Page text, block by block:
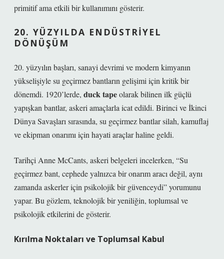
primitif ama etkili bir kullanımını gösterir.
20. YÜZYILDA ENDÜSTRIYEL
DÖNÜŞÜM
20. yüzyılın başları, sanayi devrimi ve modern kimyanın
yükselişiyle su geçirmez bantların gelişimi için kritik bir
dönemdi. 1920’lerde, duck tapeolarak bilinen ilk güçlü
yapışkan bantlar, askeri amaçlarla icat edildi. Birinci ve İkinci
Dünya Savaşları sırasında, su geçirmez bantlar silah, kamuflaj
ve ekipman onarımı için hayati araçlar haline geldi.
Tarihçi Anne McCants, askeri belgeleri incelerken, “Su
geçirmez bant, cephede yalnızca bir onarım aracı değil, aynı
zamanda askerler için psikolojik bir güvenceydi” yorumunu
yapar. Bu gözlem, teknolojik bir yeniliğin, toplumsal ve
psikolojik etkilerini de gösterir.
Kırılma Noktaları ve Toplumsal Kabul